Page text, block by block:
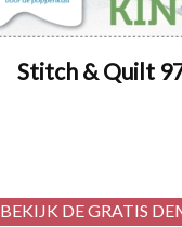
Stitch & Quilt
BEKIJK DE GRATIS